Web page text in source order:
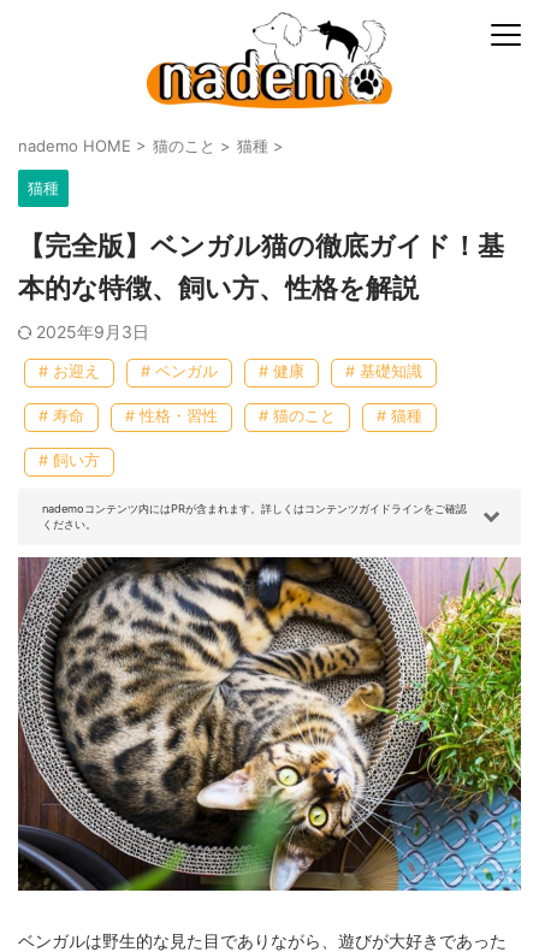
nademo HOME > 猫のこと > 猫種 >
猫種
【完全版】ベンガル猫の徹底ガイド！基
本的な特徴、飼い方、性格を解説
2025年9月3日
# お迎え # ベンガル # 健康 # 基礎知識
# 寿命 # 性格・習性 # 猫のこと # 猫種
# 飼い方
nademoコンテンツ内にはPRが含まれます。詳しくはコンテンツガイドラインをご確認
ください。
ベンガルは野生的な見た目でありながら、遊びが大好きであった